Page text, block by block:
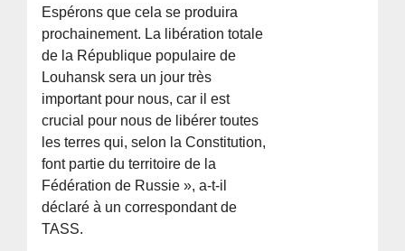
Espérons que cela se produira
prochainement. La libération totale
de la République populaire de
Louhansk sera un jour très
important pour nous, car il est
crucial pour nous de libérer toutes
les terres qui, selon la Constitution,
font partie du territoire de la
Fédération de Russie », a-t-il
déclaré à un correspondant de
TASS.